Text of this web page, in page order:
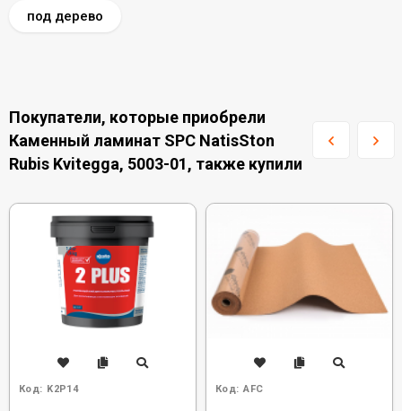
под дерево
Покупатели, которые приобрели
Каменный ламинат SPC NatisSton
Rubis Kvitegga, 5003-01, также купили
Код: K2P14 Код: AFC